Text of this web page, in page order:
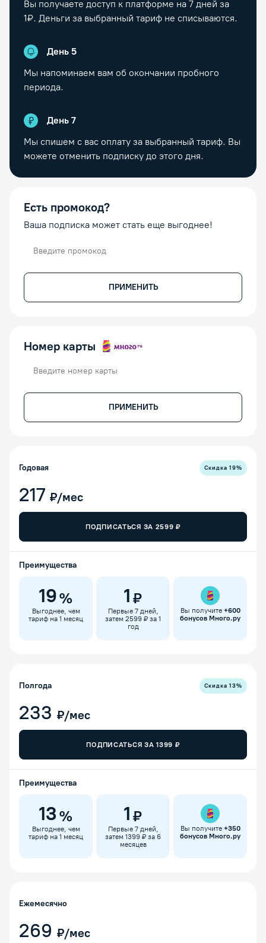
Вы получаете доступ к платформе на 7 дней за
1₽. Деньги за выбранный тариф не списываются.
День 5
Мы напоминаем вам об окончании пробного
периода.
День 7
Мы спишем с вас оплату за выбранный тариф. Вы
можете отменить подписку до этого дня.
Есть промокод?
Ваша подписка может стать еще выгоднее!
ПРИМЕНИТЬ
Номер карты
ПРИМЕНИТЬ
Годовая Скидка19%
217 ₽/мес
ПОДПИСАТЬСЯ ЗА 2599 ₽
Преимущества
19%
Выгоднее, чем
тариф на 1 месяц
1 ₽
Первые 7 дней,
затем 2599 ₽ за 1
год
Вы получите +600
бонусов Много.ру
Полгода Скидка13%
233 ₽/мес
ПОДПИСАТЬСЯ ЗА1399 ₽
Преимущества
13 %
Выгоднее, чем
тариф на 1 месяц
1 ₽
Первые 7 дней,
затем 1399 ₽ за 6
месяцев
Вы получите +350
бонусов Много.ру
Ежемесячно
269 ₽/мес